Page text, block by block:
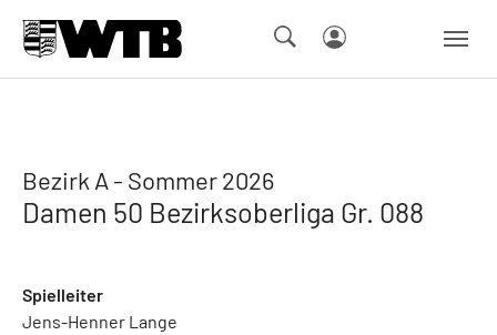
Bezirk A - Sommer 2026
Damen 50 Bezirksoberliga Gr. 088
Spielleiter
Jens-Henner Lange